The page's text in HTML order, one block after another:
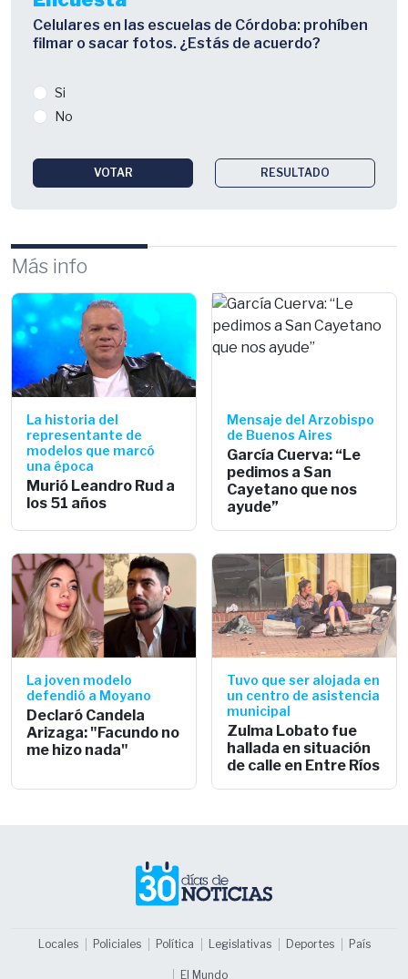
Celulares en las escuelas de Córdoba: prohíben
filmar o sacar fotos. ¿Estás de acuerdo?
Si
No
VOTAR RESULTADO
Más info
La historia del
representante de
modelos que marcó
una época
Murió Leandro Rud a
los 51 años
Mensaje del Arzobispo
de Buenos Aires
García Cuerva: “Le
pedimos a San
Cayetano que nos
ayude”
La joven modelo
defendió a Moyano
Declaró Candela
Arizaga: "Facundo no
me hizo nada"
Tuvo que ser alojada en
un centro de asistencia
municipal
Zulma Lobato fue
hallada en situación
de calle en Entre Ríos
Locales Policiales Política Legislativas Deportes País
El Mundo